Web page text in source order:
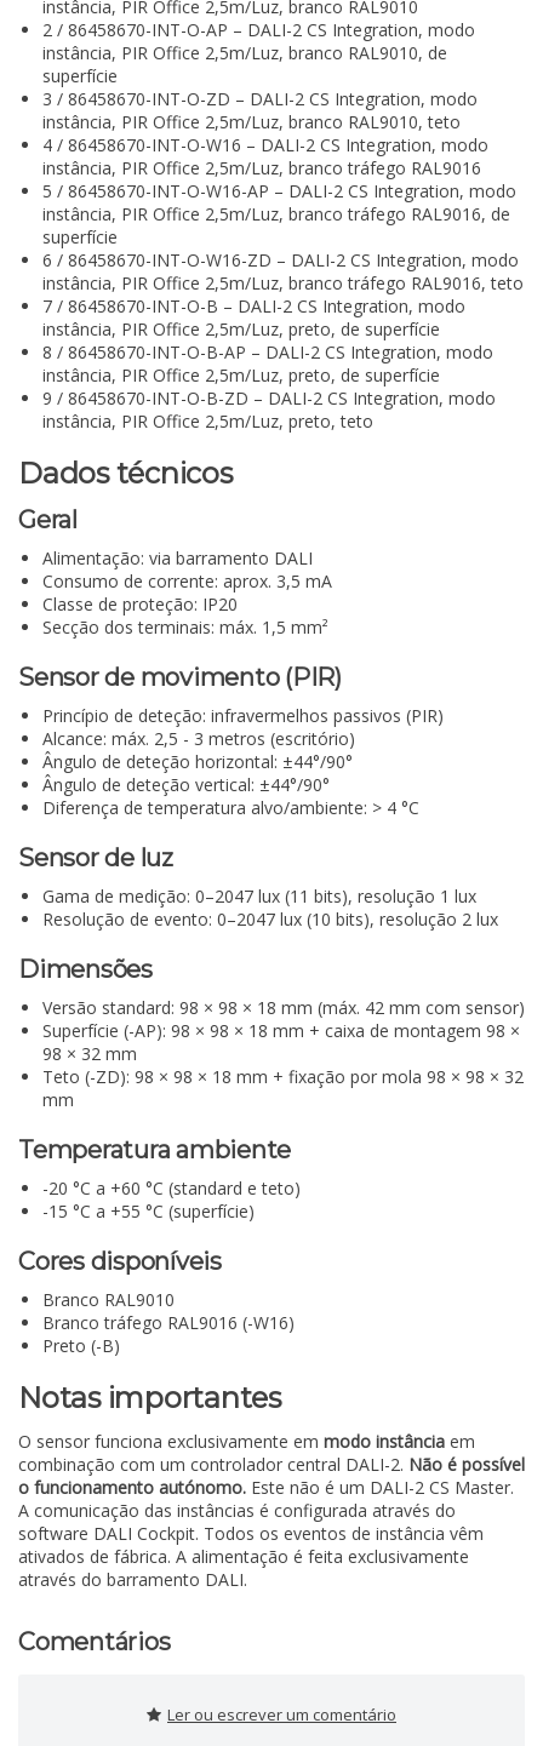
instância, PIR Office 2,5m/Luz, branco RAL9010
2 / 86458670-INT-O-AP – DALI-2 CS Integration, modo
instância, PIR Office 2,5m/Luz, branco RAL9010, de
superfície
3 / 86458670-INT-O-ZD – DALI-2 CS Integration, modo
instância, PIR Office 2,5m/Luz, branco RAL9010, teto
4 / 86458670-INT-O-W16 – DALI-2 CS Integration, modo
instância, PIR Office 2,5m/Luz, branco tráfego RAL9016
5 / 86458670-INT-O-W16-AP – DALI-2 CS Integration, modo
instância, PIR Office 2,5m/Luz, branco tráfego RAL9016, de
superfície
6 / 86458670-INT-O-W16-ZD – DALI-2 CS Integration, modo
instância, PIR Office 2,5m/Luz, branco tráfego RAL9016, teto
7 / 86458670-INT-O-B – DALI-2 CS Integration, modo
instância, PIR Office 2,5m/Luz, preto, de superfície
8 / 86458670-INT-O-B-AP – DALI-2 CS Integration, modo
instância, PIR Office 2,5m/Luz, preto, de superfície
9 / 86458670-INT-O-B-ZD – DALI-2 CS Integration, modo
instância, PIR Office 2,5m/Luz, preto, teto
Dados técnicos
Geral
Alimentação: via barramento DALI
Consumo de corrente: aprox. 3,5 mA
Classe de proteção: IP20
Secção dos terminais: máx. 1,5 mm²
Sensor de movimento (PIR)
Princípio de deteção: infravermelhos passivos (PIR)
Alcance: máx. 2,5 - 3 metros (escritório)
Ângulo de deteção horizontal: ±44°/90°
Ângulo de deteção vertical: ±44°/90°
Diferença de temperatura alvo/ambiente: > 4 °C
Sensor de luz
Gama de medição: 0–2047 lux (11 bits), resolução 1 lux
Resolução de evento: 0–2047 lux (10 bits), resolução 2 lux
Dimensões
Versão standard: 98 × 98 × 18 mm (máx. 42 mm com sensor)
Superfície (-AP): 98 × 98 × 18 mm + caixa de montagem 98 ×
98 × 32 mm
Teto (-ZD): 98 × 98 × 18 mm + fixação por mola 98 × 98 × 32
mm
Temperatura ambiente
-20 °C a +60 °C (standard e teto)
-15 °C a +55 °C (superfície)
Cores disponíveis
Branco RAL9010
Branco tráfego RAL9016 (-W16)
Preto (-B)
Notas importantes
O sensor funciona exclusivamente em modo instância em
combinação com um controlador central DALI-2. Não é possível
o funcionamento autónomo. Este não é um DALI-2 CS Master.
A comunicação das instâncias é configurada através do
software DALI Cockpit. Todos os eventos de instância vêm
ativados de fábrica. A alimentação é feita exclusivamente
através do barramento DALI.
Comentários
Ler ou escrever um comentário